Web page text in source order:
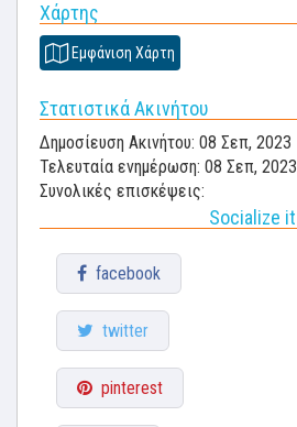
Χάρτης
Εμφάνιση Χάρτη
Στατιστικά Ακινήτου
Δημοσίευση Ακινήτου: 08 Σεπ, 2023
Τελευταία ενημέρωση: 08 Σεπ, 2023
Συνολικές επισκέψεις:
Socialize it
facebook
twitter
pinterest